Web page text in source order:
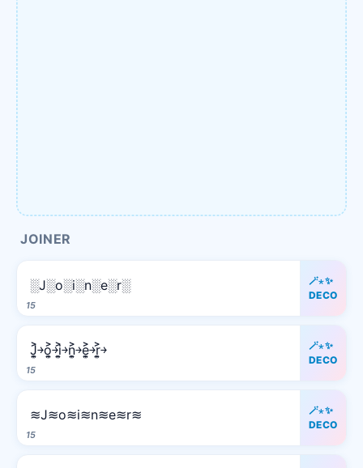
JOINER
15
░J░o░i░n░e░r░
🪄⋆✨
DECO
15
J͎͍͐￫o͎͍͐￫i͎͍͐￫n͎͍͐￫e͎͍͐￫r͎͍͐￫
🪄⋆✨
DECO
15
≋J≋o≋i≋n≋e≋r≋
🪄⋆✨
DECO